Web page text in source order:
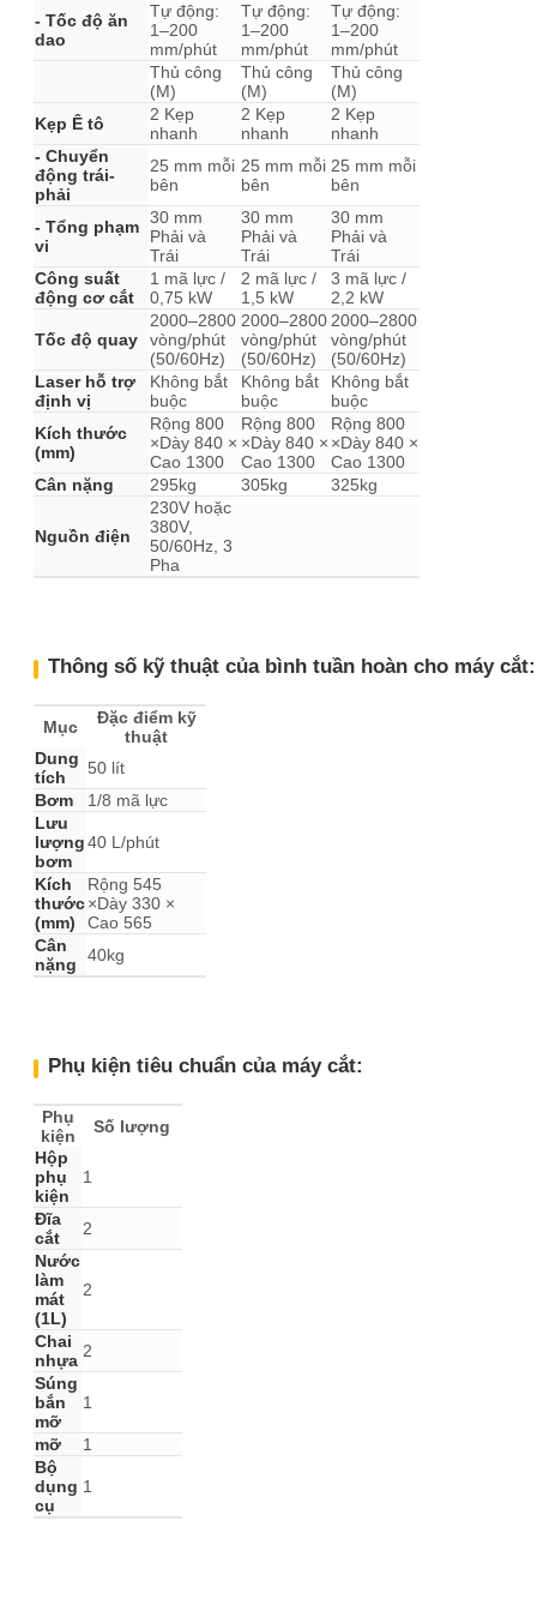
- Tốc độ ăn
dao
Tự động:
1–200
mm/phút
Tự động:
1–200
mm/phút
Tự động:
1–200
mm/phút
Thủ công
(M)
Thủ công
(M)
Thủ công
(M)
Kẹp Ê tô
2 Kẹp
nhanh
2 Kẹp
nhanh
2 Kẹp
nhanh
- Chuyển
động trái-
phải
25 mm mỗi
bên
25 mm mỗi
bên
25 mm mỗi
bên
- Tổng phạm
vi
30 mm
Phải và
Trái
30 mm
Phải và
Trái
30 mm
Phải và
Trái
Công suất
động cơ cắt
1 mã lực /
0,75 kW
2 mã lực /
1,5 kW
3 mã lực /
2,2 kW
Tốc độ quay
2000–2800
vòng/phút
(50/60Hz)
2000–2800
vòng/phút
(50/60Hz)
2000–2800
vòng/phút
(50/60Hz)
Laser hỗ trợ
định vị
Không bắt
buộc
Không bắt
buộc
Không bắt
buộc
Kích thước
(mm)
Rộng 800
×Dày 840 ×
Cao 1300
Rộng 800
×Dày 840 ×
Cao 1300
Rộng 800
×Dày 840 ×
Cao 1300
Cân nặng
295kg 305kg 325kg
Nguồn điện
230V hoặc
380V,
50/60Hz, 3
Pha
Thông số kỹ thuật của bình tuần hoàn cho máy cắt:
Mục
Đặc điểm kỹ
thuật
Dung
tích
50 lít
Bơm
1/8 mã lực
Lưu
lượng
bơm
40 L/phút
Kích
thước
(mm)
Rộng 545
×Dày 330 ×
Cao 565
Cân
nặng
40kg
Phụ kiện tiêu chuẩn của máy cắt:
Phụ
kiện
Số lượng
Hộp
phụ
kiện
1
Đĩa
cắt
2
Nước
làm
mát
(1L)
2
Chai
nhựa 2
Súng
bắn
mỡ
1
mỡ
1
Bộ
dụng
cụ
1